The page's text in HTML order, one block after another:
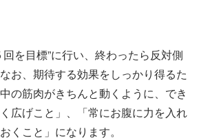
を目標”に行い、終わったら反対側
お、期待する効果をしっかり得るた
の筋肉がきちんと動くように、でき
広げこと」、「常にお腹に力を入れ
くこと」になります。